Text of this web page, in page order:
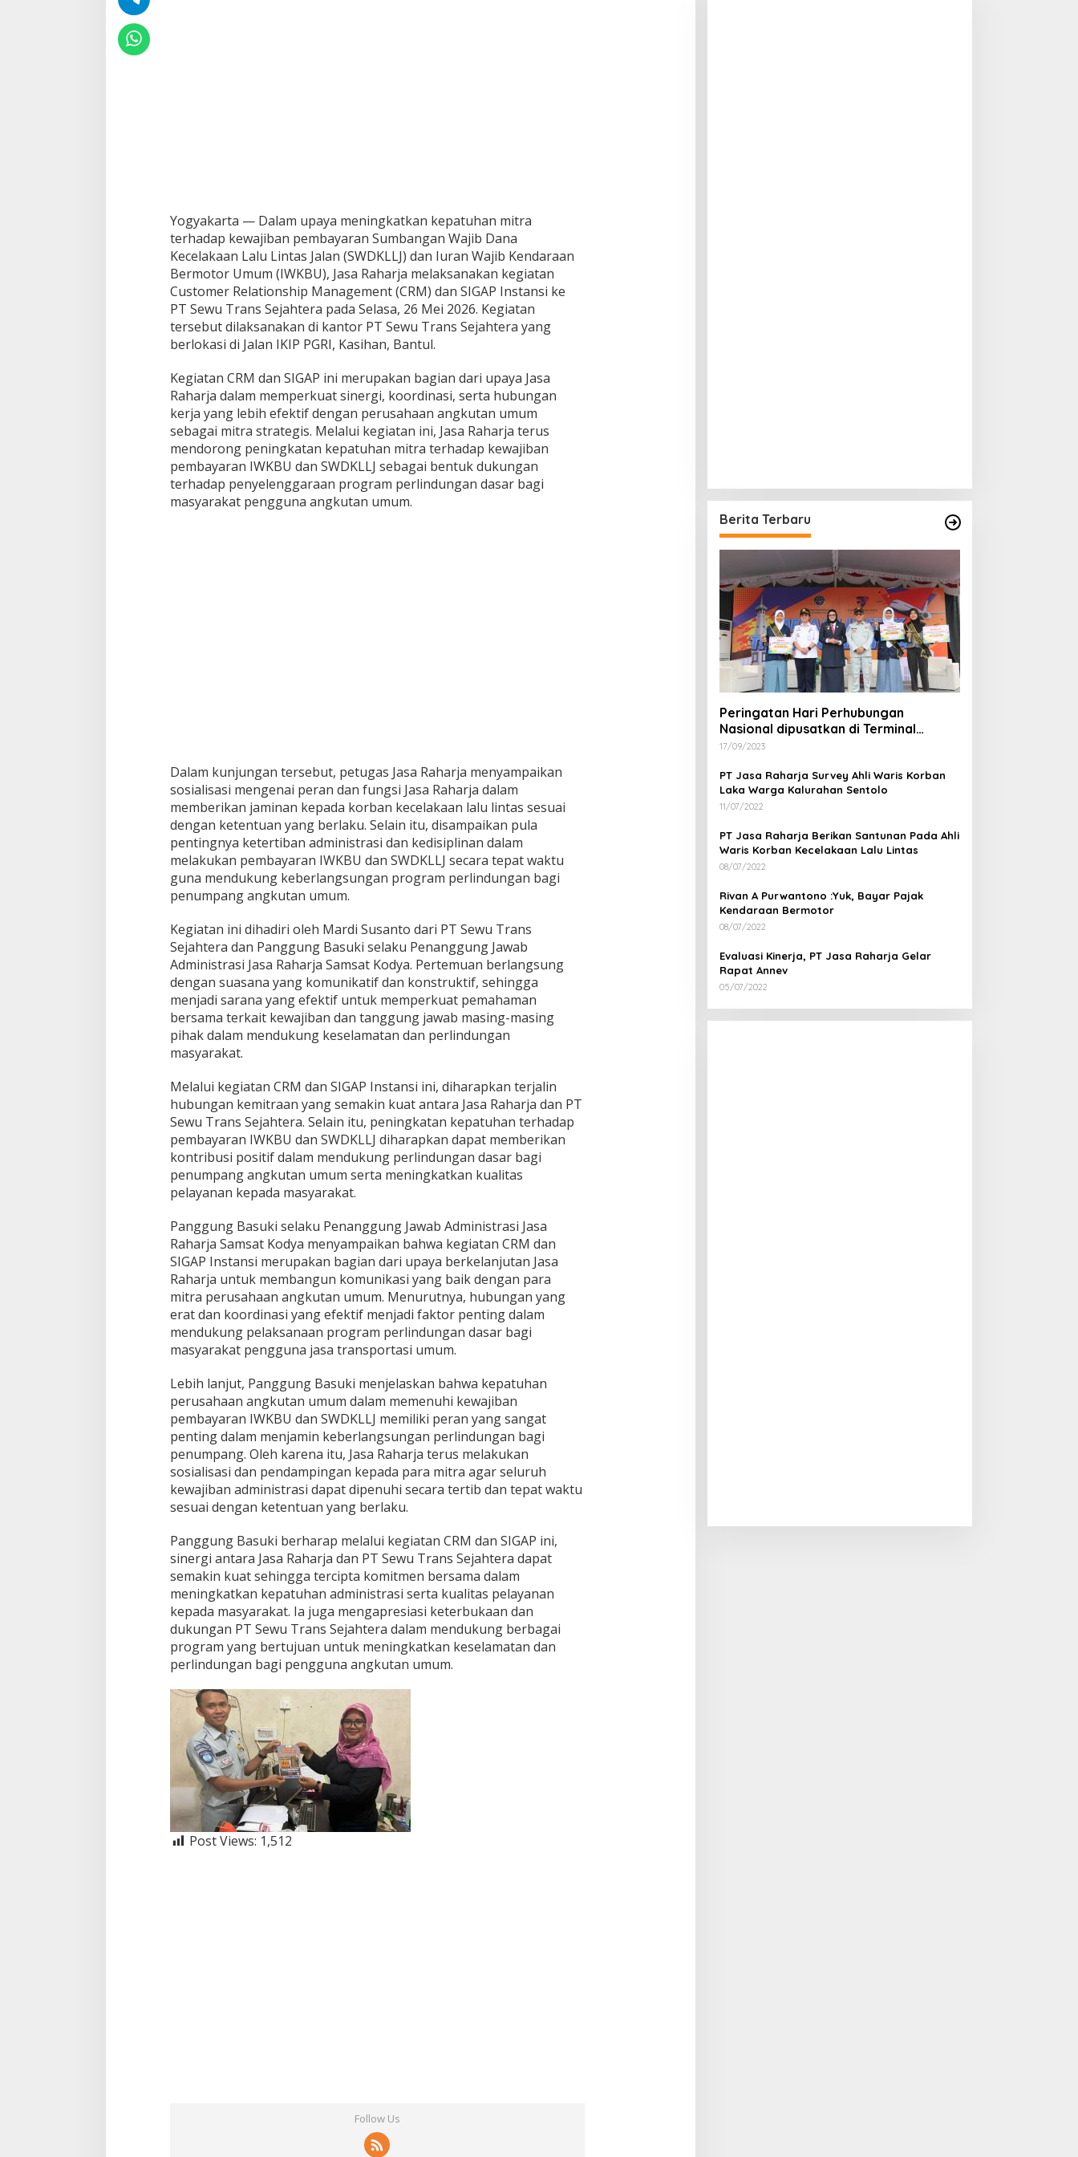
Yogyakarta — Dalam upaya meningkatkan kepatuhan mitra
terhadap kewajiban pembayaran Sumbangan Wajib Dana
Kecelakaan Lalu Lintas Jalan (SWDKLLJ) dan Iuran Wajib Kendaraan
Bermotor Umum (IWKBU), Jasa Raharja melaksanakan kegiatan
Customer Relationship Management (CRM) dan SIGAP Instansi ke
PT Sewu Trans Sejahtera pada Selasa, 26 Mei 2026. Kegiatan
tersebut dilaksanakan di kantor PT Sewu Trans Sejahtera yang
berlokasi di Jalan IKIP PGRI, Kasihan, Bantul.
Kegiatan CRM dan SIGAP ini merupakan bagian dari upaya Jasa
Raharja dalam memperkuat sinergi, koordinasi, serta hubungan
kerja yang lebih efektif dengan perusahaan angkutan umum
sebagai mitra strategis. Melalui kegiatan ini, Jasa Raharja terus
mendorong peningkatan kepatuhan mitra terhadap kewajiban
pembayaran IWKBU dan SWDKLLJ sebagai bentuk dukungan
terhadap penyelenggaraan program perlindungan dasar bagi
masyarakat pengguna angkutan umum.
Dalam kunjungan tersebut, petugas Jasa Raharja menyampaikan
sosialisasi mengenai peran dan fungsi Jasa Raharja dalam
memberikan jaminan kepada korban kecelakaan lalu lintas sesuai
dengan ketentuan yang berlaku. Selain itu, disampaikan pula
pentingnya ketertiban administrasi dan kedisiplinan dalam
melakukan pembayaran IWKBU dan SWDKLLJ secara tepat waktu
guna mendukung keberlangsungan program perlindungan bagi
penumpang angkutan umum.
Kegiatan ini dihadiri oleh Mardi Susanto dari PT Sewu Trans
Sejahtera dan Panggung Basuki selaku Penanggung Jawab
Administrasi Jasa Raharja Samsat Kodya. Pertemuan berlangsung
dengan suasana yang komunikatif dan konstruktif, sehingga
menjadi sarana yang efektif untuk memperkuat pemahaman
bersama terkait kewajiban dan tanggung jawab masing-masing
pihak dalam mendukung keselamatan dan perlindungan
masyarakat.
Melalui kegiatan CRM dan SIGAP Instansi ini, diharapkan terjalin
hubungan kemitraan yang semakin kuat antara Jasa Raharja dan PT
Sewu Trans Sejahtera. Selain itu, peningkatan kepatuhan terhadap
pembayaran IWKBU dan SWDKLLJ diharapkan dapat memberikan
kontribusi positif dalam mendukung perlindungan dasar bagi
penumpang angkutan umum serta meningkatkan kualitas
pelayanan kepada masyarakat.
Panggung Basuki selaku Penanggung Jawab Administrasi Jasa
Raharja Samsat Kodya menyampaikan bahwa kegiatan CRM dan
SIGAP Instansi merupakan bagian dari upaya berkelanjutan Jasa
Raharja untuk membangun komunikasi yang baik dengan para
mitra perusahaan angkutan umum. Menurutnya, hubungan yang
erat dan koordinasi yang efektif menjadi faktor penting dalam
mendukung pelaksanaan program perlindungan dasar bagi
masyarakat pengguna jasa transportasi umum.
Lebih lanjut, Panggung Basuki menjelaskan bahwa kepatuhan
perusahaan angkutan umum dalam memenuhi kewajiban
pembayaran IWKBU dan SWDKLLJ memiliki peran yang sangat
penting dalam menjamin keberlangsungan perlindungan bagi
penumpang. Oleh karena itu, Jasa Raharja terus melakukan
sosialisasi dan pendampingan kepada para mitra agar seluruh
kewajiban administrasi dapat dipenuhi secara tertib dan tepat waktu
sesuai dengan ketentuan yang berlaku.
Panggung Basuki berharap melalui kegiatan CRM dan SIGAP ini,
sinergi antara Jasa Raharja dan PT Sewu Trans Sejahtera dapat
semakin kuat sehingga tercipta komitmen bersama dalam
meningkatkan kepatuhan administrasi serta kualitas pelayanan
kepada masyarakat. Ia juga mengapresiasi keterbukaan dan
dukungan PT Sewu Trans Sejahtera dalam mendukung berbagai
program yang bertujuan untuk meningkatkan keselamatan dan
perlindungan bagi pengguna angkutan umum.
Post Views: 1,512
Follow Us
Berita Terbaru
Peringatan Hari Perhubungan
Nasional dipusatkan di Terminal
Wates Kulon Progo
17/09/2023
PT Jasa Raharja Survey Ahli Waris Korban
Laka Warga Kalurahan Sentolo
11/07/2022
PT Jasa Raharja Berikan Santunan Pada Ahli
Waris Korban Kecelakaan Lalu Lintas
08/07/2022
Rivan A Purwantono :Yuk, Bayar Pajak
Kendaraan Bermotor
08/07/2022
Evaluasi Kinerja, PT Jasa Raharja Gelar
Rapat Annev
05/07/2022